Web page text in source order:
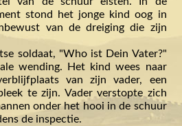
stond het jonge kind oog in
van de dreiging die zijn
soldaat, "Who ist Dein Vater?"
wending. Het kind wees naar
van zijn vader, een
te zijn. Vader verstopte zich
onder het hooi in de schuur
de inspectie.